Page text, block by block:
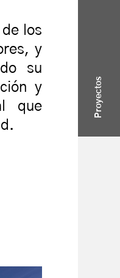
Proyectos
los
y
su
y
que